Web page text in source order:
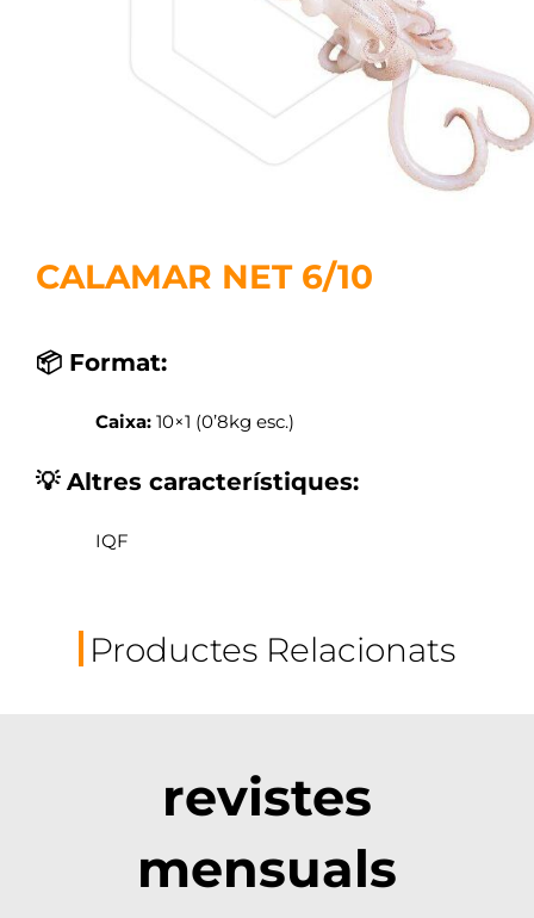
CALAMAR NET 6/10
📦 Format:
Caixa: 10×1 (0’8kg esc.)
💡 Altres característiques:
IQF
Productes Relacionats
revistes
mensuals